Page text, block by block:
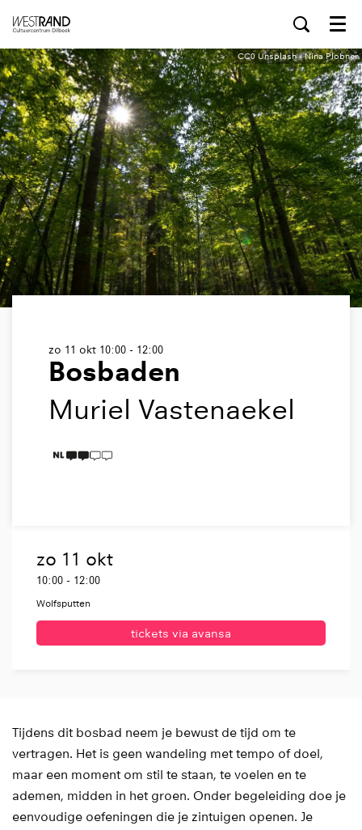
Menu
CC0 Unsplash - Nina Plobner
Bosbaden
Muriel Vastenaekel
zo 11 okt 10:00 - 12:00
2 TAALICONEN
zo 11 okt
10:00 - 12:00
Wolfsputten
tickets via avansa
Tijdens dit bosbad neem je bewust de tijd om te
vertragen. Het is geen wandeling met tempo of doel,
maar een moment om stil te staan, te voelen en te
ademen, midden in het groen. Onder begeleiding doe je
eenvoudige oefeningen die je zintuigen openen. Je